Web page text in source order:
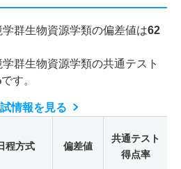
群生物資源学類の偏差値は62
群生物資源学類の共通テスト
です。
情報を見る
程方式 偏差値
共通テスト
得点率